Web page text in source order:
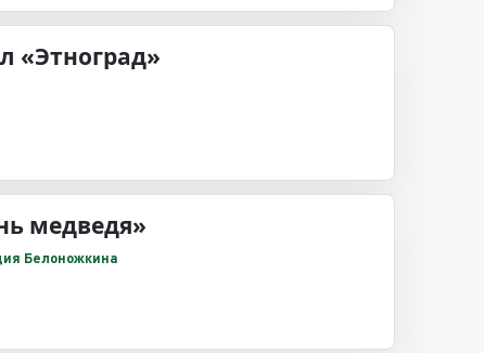
«Этноград»
медведя»
Белоножкина